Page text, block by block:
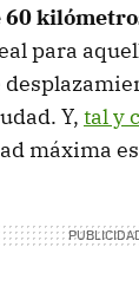
60
para
Y, tal y
máxima